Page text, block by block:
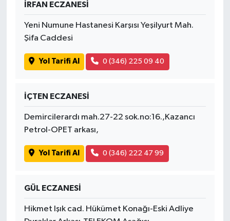
İRFAN ECZANESİ
Yeni Numune Hastanesi Karşısı Yeşilyurt Mah.
Şifa Caddesi
Yol Tarifi Al 0 (346) 225 09 40
İÇTEN ECZANESİ
Demircilerardı mah.27-22 sok.no:16.,Kazancı
Petrol-OPET arkası,
Yol Tarifi Al 0 (346) 222 47 99
GÜL ECZANESİ
Hikmet Işık cad. Hükümet Konağı-Eski Adliye